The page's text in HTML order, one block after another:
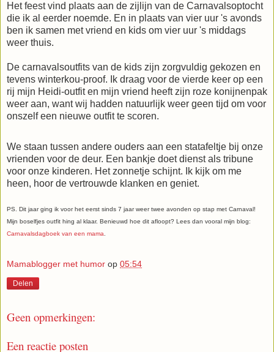
Het feest vind plaats aan de zijlijn van de Carnavalsoptocht
die ik al eerder noemde. En in plaats van vier uur 's avonds
ben ik samen met vriend en kids om vier uur 's middags
weer thuis.
De carnavalsoutfits van de kids zijn zorgvuldig gekozen en
tevens winterkou-proof. Ik draag voor de vierde keer op een
rij mijn Heidi-outfit en mijn vriend heeft zijn roze konijnenpak
weer aan, want wij hadden natuurlijk weer geen tijd om voor
onszelf een nieuwe outfit te scoren.
We staan tussen andere ouders aan een statafeltje bij onze
vrienden voor de deur. Een bankje doet dienst als tribune
voor onze kinderen. Het zonnetje schijnt. Ik kijk om me
heen, hoor de vertrouwde klanken en geniet.
PS. Dit jaar ging ik voor het eerst sinds 7 jaar weer twee avonden op stap met Carnaval!
Mijn boselfjes outfit hing al klaar. Benieuwd hoe dit afloopt? Lees dan vooral mijn blog:
Carnavalsdagboek van een mama.
Mamablogger met humor op 05:54
Delen
Geen opmerkingen:
Een reactie posten